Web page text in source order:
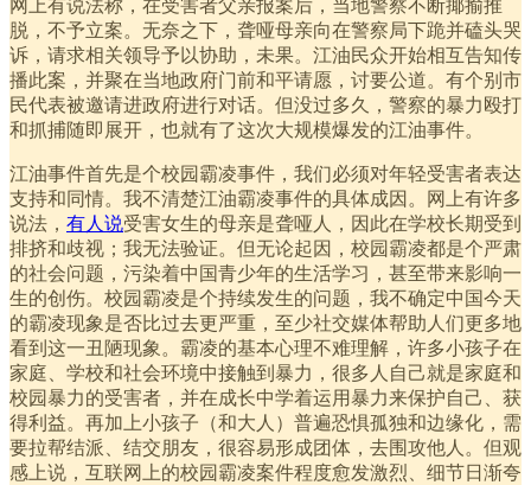
网上有说法称，在受害者父亲报案后，当地警察不断揶揄推
脱，不予立案。无奈之下，聋哑母亲向在警察局下跪并磕头哭
诉，请求相关领导予以协助，未果。江油民众开始相互告知传
播此案，并聚在当地政府门前和平请愿，讨要公道。有个别市
民代表被邀请进政府进行对话。但没过多久，警察的暴力殴打
和抓捕随即展开，也就有了这次大规模爆发的江油事件。
江油事件首先是个校园霸凌事件，我们必须对年轻受害者表达
支持和同情。我不清楚江油霸凌事件的具体成因。网上有许多
说法， 有人说受害女生的母亲是聋哑人，因此在学校长期受到
排挤和歧视；我无法验证。但无论起因，校园霸凌都是个严肃
的社会问题，污染着中国青少年的生活学习，甚至带来影响一
生的创伤。校园霸凌是个持续发生的问题，我不确定中国今天
的霸凌现象是否比过去更严重，至少社交媒体帮助人们更多地
看到这一丑陋现象。霸凌的基本心理不难理解，许多小孩子在
家庭、学校和社会环境中接触到暴力，很多人自己就是家庭和
校园暴力的受害者，并在成长中学着运用暴力来保护自己、获
得利益。再加上小孩子（和大人）普遍恐惧孤独和边缘化，需
要拉帮结派、结交朋友，很容易形成团体，去围攻他人。但观
感上说，互联网上的校园霸凌案件程度愈发激烈、细节日渐夸